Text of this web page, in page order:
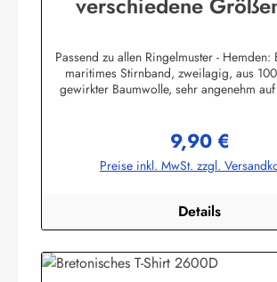
Passend zu allen Ringelmuster - Hemden:
maritimes Stirnband, zweilagig, aus
gewirkter Baumwolle, sehr angenehm
Wittmundinfo@modas-
Regulärer Preis:
9,90 €
Preise inkl. MwSt. zzgl.
Details